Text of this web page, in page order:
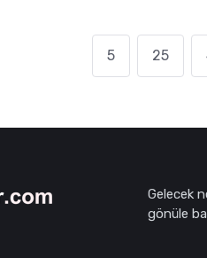
5 25
Gelecek
gönüle